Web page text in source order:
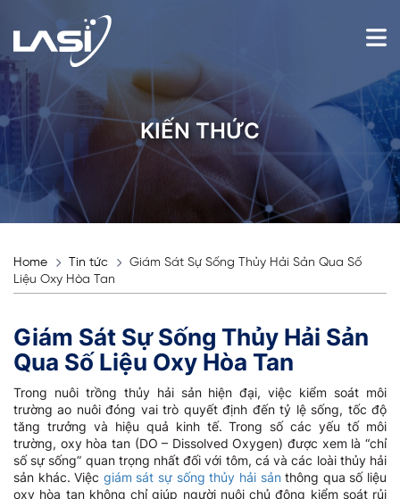
KIẾN THỨC
Home Tin tức
Giám Sát Sự Sống Thủy Hải Sản Qua Số
Liệu Oxy Hòa Tan
Giám Sát Sự Sống Thủy Hải Sản
Qua Số Liệu Oxy Hòa Tan
Trong nuôi trồng thủy hải sản hiện đại, việc kiểm soát môi
trường ao nuôi đóng vai trò quyết định đến tỷ lệ sống, tốc độ
tăng trưởng và hiệu quả kinh tế. Trong số các yếu tố môi
trường, oxy hòa tan (DO – Dissolved Oxygen) được xem là “chỉ
số sự sống” quan trọng nhất đối với tôm, cá và các loài thủy hải
sản khác. Việc giám sát sự sống thủy hải sảnthông qua số liệu
oxy hòa tan không chỉ giúp người nuôi chủ động kiểm soát rủi